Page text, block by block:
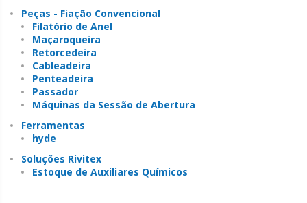
Peças - Fiação Convencional
Filatório de Anel
Maçaroqueira
Retorcedeira
Cableadeira
Penteadeira
Passador
Máquinas da Sessão de Abertura
Ferramentas
hyde
Soluções Rivitex
Estoque de Auxiliares Químicos